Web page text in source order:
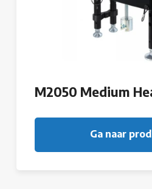
M2050 Medium
Ga naar